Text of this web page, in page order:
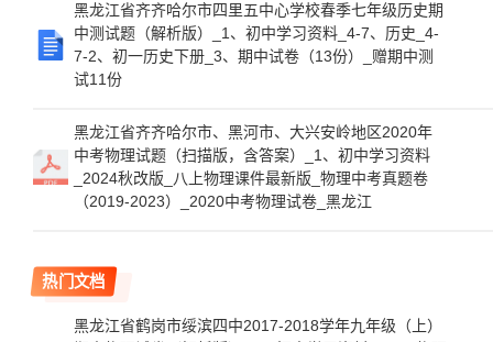
黑龙江省齐齐哈尔市四里五中心学校春季七年级历史期
中测试题（解析版）_1、初中学习资料_4-7、历史_4-
7-2、初一历史下册_3、期中试卷（13份）_赠期中测
试11份
黑龙江省齐齐哈尔市、黑河市、大兴安岭地区2020年
中考物理试题（扫描版，含答案）_1、初中学习资料
_2024秋改版_八上物理课件最新版_物理中考真题卷
（2019-2023）_2020中考物理试卷_黑龙江
热门文档
黑龙江省鹤岗市绥滨四中2017-2018学年九年级（上）